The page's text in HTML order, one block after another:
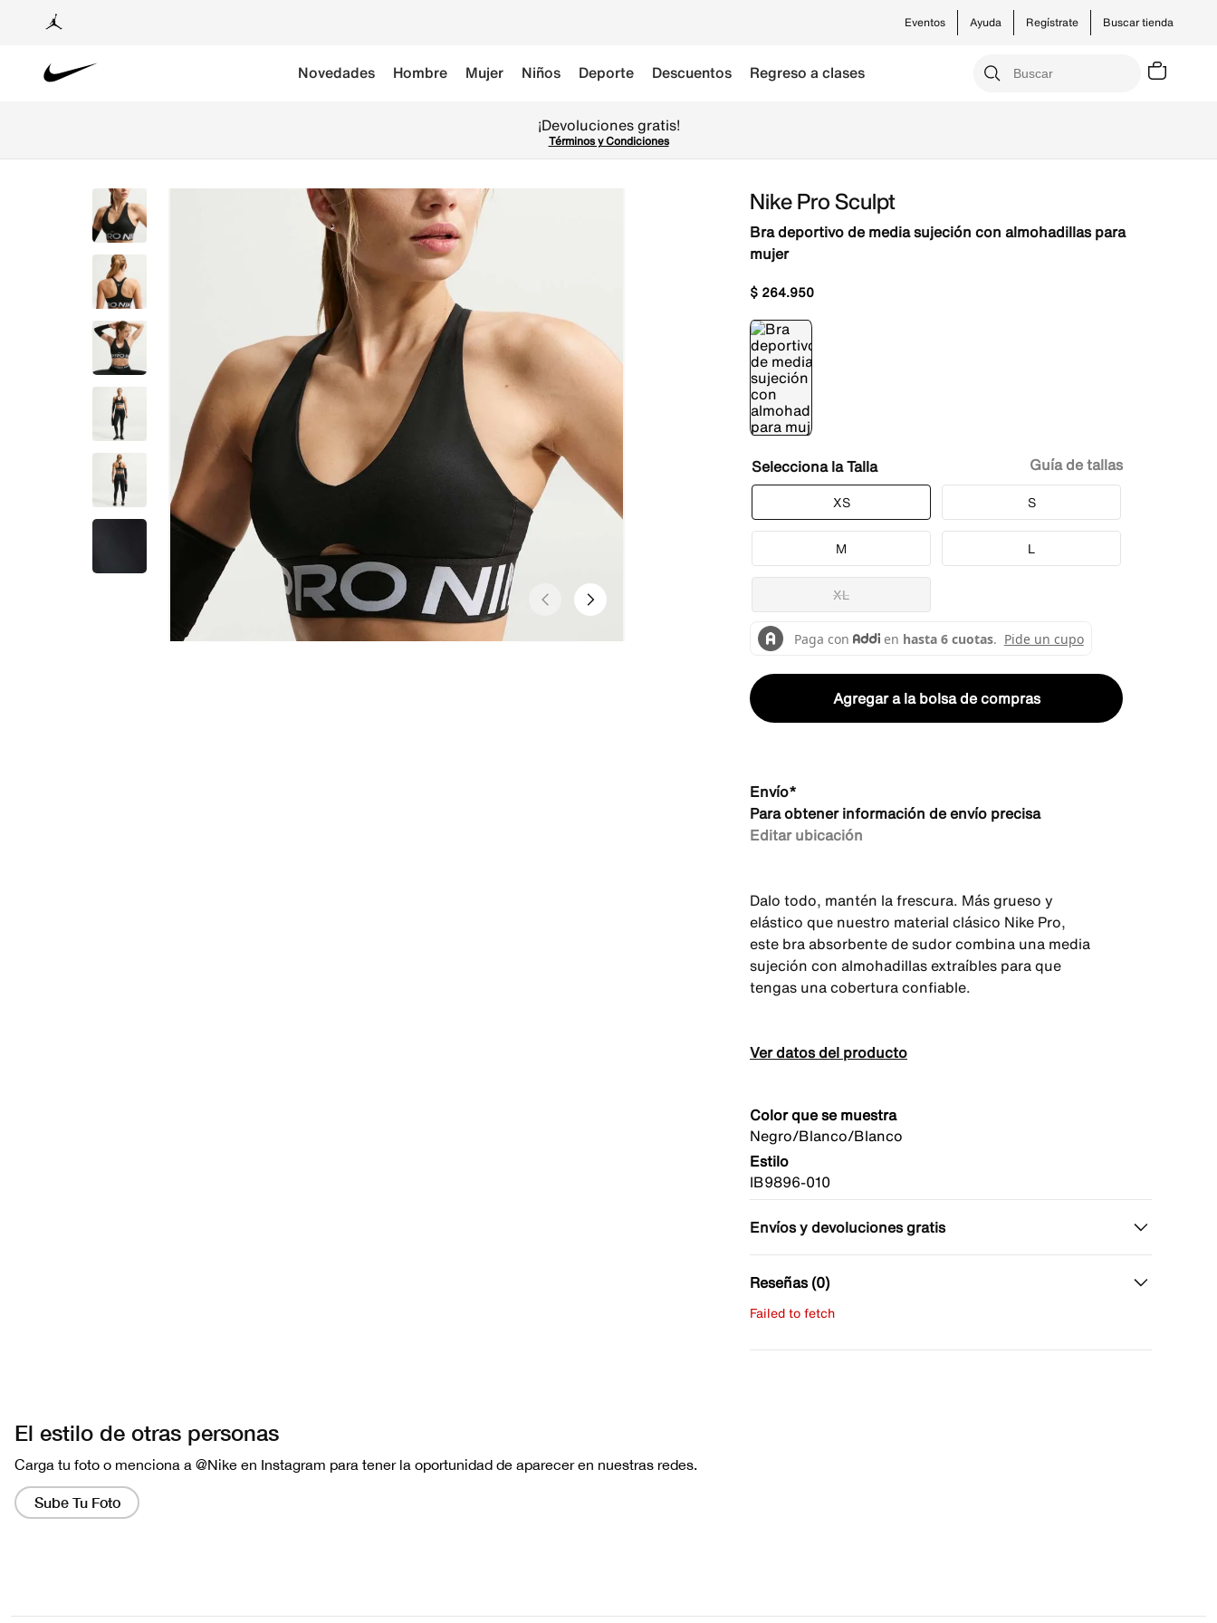
Buscar tienda
Ayuda Regístrate
Eventos
Novedades Hombre Mujer Niños Deporte Descuentos Regreso a clases
¡Devoluciones gratis!
Términos y Condiciones
Nike Pro Sculpt
Bra deportivo de media sujeción con almohadillas para
mujer
$ 264.950
Talla
XS S
M L
XL
Guía de tallas
Agregar a la bolsa de compras
Envío*
Para obtener información de envío precisa
Editar ubicación
Dalo todo, mantén la frescura. Más grueso y
elástico que nuestro material clásico Nike Pro,
este bra absorbente de sudor combina una media
sujeción con almohadillas extraíbles para que
tengas una cobertura confiable.
Ver datos del producto
Color que se muestra
Negro/Blanco/Blanco
Estilo
IB9896-010
Envíos y devoluciones gratis
Reseñas (0)
Failed to fetch